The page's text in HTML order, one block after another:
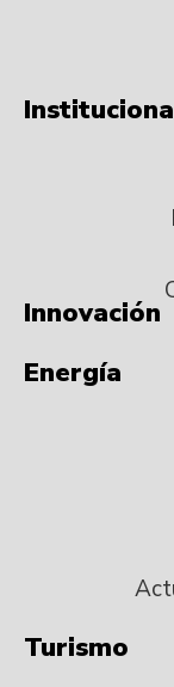
Innovación
Energía
Turismo